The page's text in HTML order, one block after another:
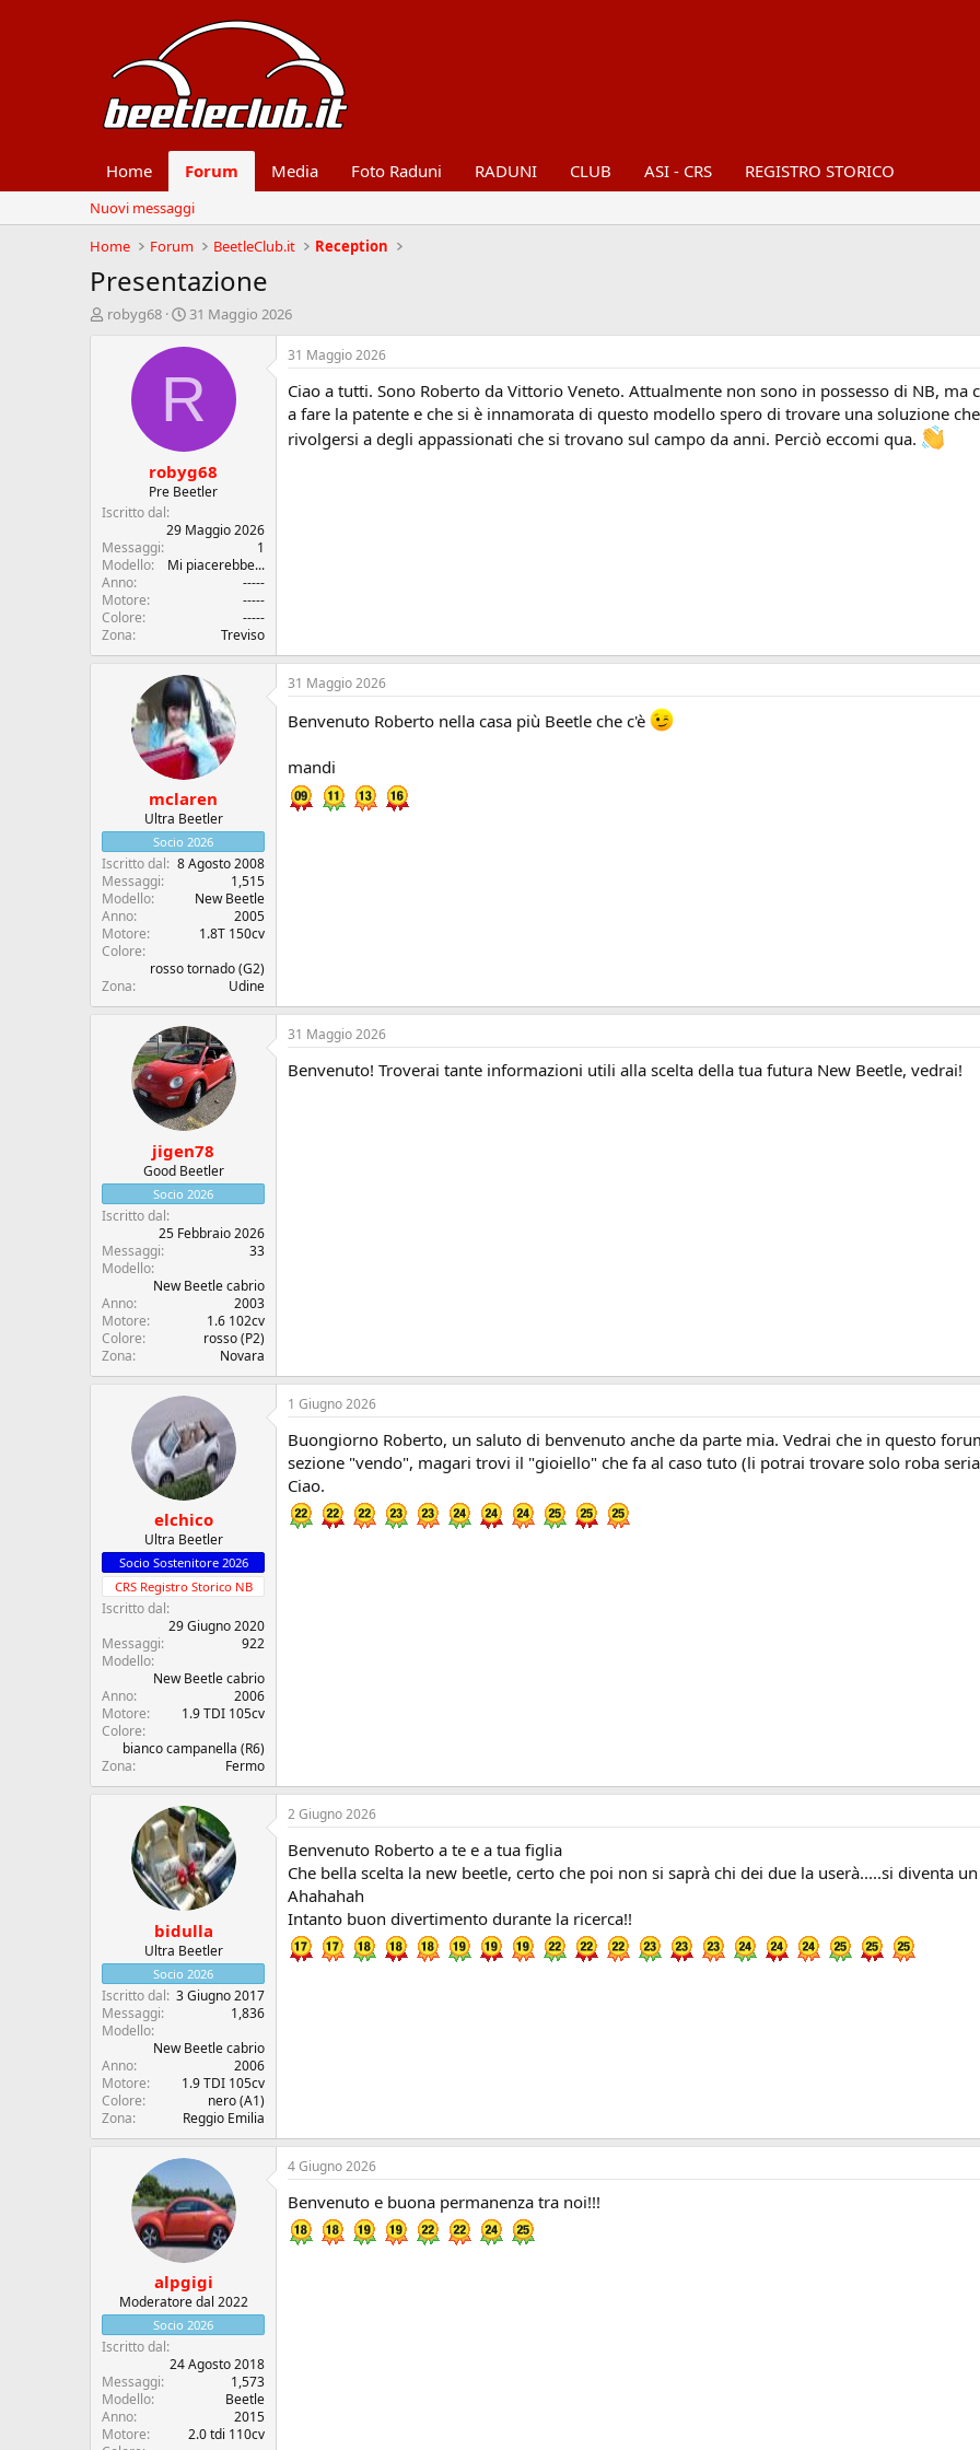
Home Forum Media Foto Raduni RADUNI CLUB ASI - CRS REGISTRO STORICO
Nuovi messaggi
Home
Forum BeetleClub.it Reception
Presentazione
A
u
s
i
o
n
e
robyg68
D
t
d
'
n
i
z
o
31 Maggio 2026
R
robyg68
Pre Beetler
Iscritto dal
29 Maggio 2026
Messaggi
1
Modello
Mi piacerebbe...
Anno
-----
Motore
-----
Colore
-----
Zona
Treviso
31 Maggio 2026
Ciao a tutti. Sono Roberto da Vittorio Veneto. Attualmente non sono in possesso di NB,
a fare la patente e che si è innamorata di questo modello spero di trovare una soluzione
rivolgersi a degli appassionati che si trovano sul campo da anni. Perciò eccomi qua.
mclaren
Ultra Beetler
Socio 2026
Iscritto dal
8 Agosto 2008
Messaggi
1,515
Modello
New Beetle
Anno
2005
Motore
1.8T 150cv
Colore
rosso tornado (G2)
Zona
Udine
31 Maggio 2026
Benvenuto Roberto nella casa più Beetle che c'è
mandi
jigen78
Good Beetler
Socio 2026
Iscritto dal
25 Febbraio 2026
Messaggi
33
Modello
New Beetle cabrio
Anno
2003
Motore
1.6 102cv
Colore
rosso (P2)
Zona
Novara
31 Maggio 2026
Benvenuto! Troverai tante informazioni utili alla scelta della tua futura New Beetle, vedrai!
elchico
Ultra Beetler
Socio Sostenitore 2026
CRS Registro Storico NB
Iscritto dal
29 Giugno 2020
Messaggi
922
Modello
New Beetle cabrio
Anno
2006
Motore
1.9 TDI 105cv
Colore
bianco campanella (R6)
Zona
Fermo
1 Giugno 2026
Buongiorno Roberto, un saluto di benvenuto anche da parte mia. Vedrai che in questo
sezione "vendo", magari trovi il "gioiello" che fa al caso tuto (li potrai trovare solo roba
Ciao.
bidulla
Ultra Beetler
Socio 2026
Iscritto dal 3 Giugno 2017
Messaggi
1,836
Modello
New Beetle cabrio
Anno
2006
Motore
1.9 TDI 105cv
Colore
nero (A1)
Zona
Reggio Emilia
2 Giugno 2026
Benvenuto Roberto a te e a tua figlia
Che bella scelta la new beetle, certo che poi non si saprà chi dei due la userà.....si diventa
Ahahahah
Intanto buon divertimento durante la ricerca!!
alpgigi
Moderatore dal 2022
Socio 2026
Iscritto dal
24 Agosto 2018
Messaggi
1,573
Modello
Beetle
Anno
2015
Motore
2.0 tdi 110cv
4 Giugno 2026
Benvenuto e buona permanenza tra noi!!!